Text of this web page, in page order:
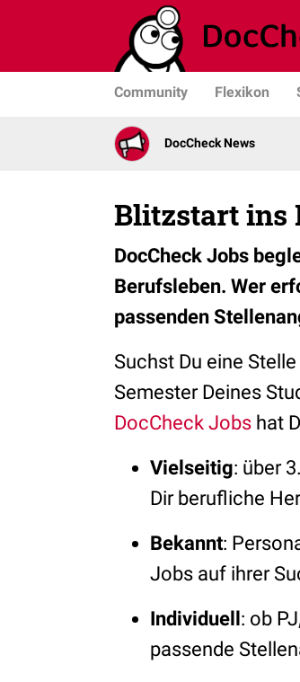
Community Flexikon
DocCheck News
Blitzstart ins
DocCheck Jobs
Berufsleben. Wer
passenden
Suchst Du eine
Semester Deines
DocCheck Jobs hat
Vielseitig: über
Dir berufliche
Bekannt:
Jobs auf ihrer
Individuell: ob
passende